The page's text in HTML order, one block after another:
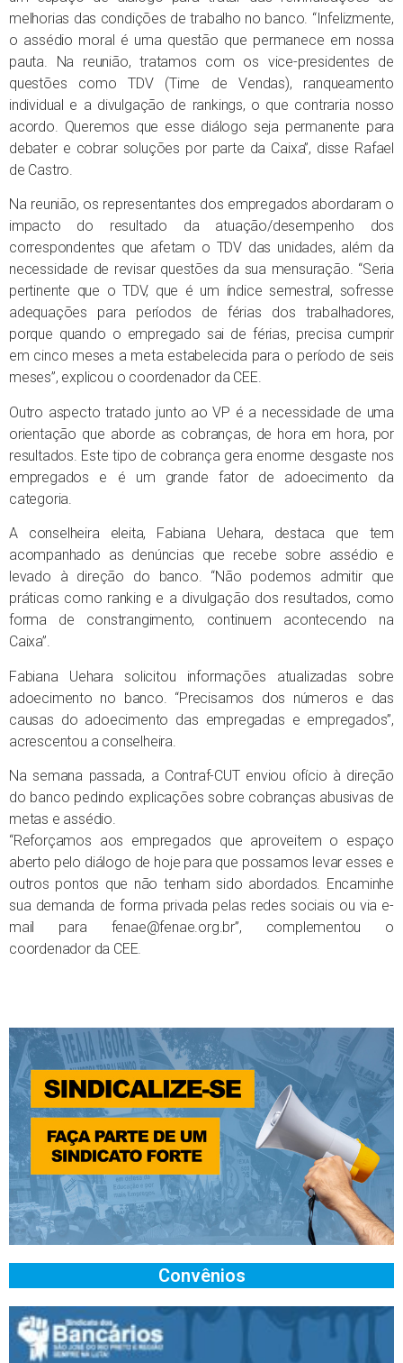
melhorias das condições de trabalho no banco. “Infelizmente,
o assédio moral é uma questão que permanece em nossa
pauta. Na reunião, tratamos com os vice-presidentes de
questões como TDV (Time de Vendas), ranqueamento
individual e a divulgação de rankings, o que contraria nosso
acordo. Queremos que esse diálogo seja permanente para
debater e cobrar soluções por parte da Caixa”, disse Rafael
de Castro.
Na reunião, os representantes dos empregados abordaram o
impacto do resultado da atuação/desempenho dos
correspondentes que afetam o TDV das unidades, além da
necessidade de revisar questões da sua mensuração. “Seria
pertinente que o TDV, que é um índice semestral, sofresse
adequações para períodos de férias dos trabalhadores,
porque quando o empregado sai de férias, precisa cumprir
em cinco meses a meta estabelecida para o período de seis
meses”, explicou o coordenador da CEE.
Outro aspecto tratado junto ao VP é a necessidade de uma
orientação que aborde as cobranças, de hora em hora, por
resultados. Este tipo de cobrança gera enorme desgaste nos
empregados e é um grande fator de adoecimento da
categoria.
A conselheira eleita, Fabiana Uehara, destaca que tem
acompanhado as denúncias que recebe sobre assédio e
levado à direção do banco. “Não podemos admitir que
práticas como ranking e a divulgação dos resultados, como
forma de constrangimento, continuem acontecendo na
Caixa”.
Fabiana Uehara solicitou informações atualizadas sobre
adoecimento no banco. “Precisamos dos números e das
causas do adoecimento das empregadas e empregados”,
acrescentou a conselheira.
Na semana passada, a Contraf-CUT enviou ofício à direção
do banco pedindo explicações sobre cobranças abusivas de
metas e assédio.
“Reforçamos aos empregados que aproveitem o espaço
aberto pelo diálogo de hoje para que possamos levar esses e
outros pontos que não tenham sido abordados. Encaminhe
sua demanda de forma privada pelas redes sociais ou via e-
mail para fenae@fenae.org.br”, complementou o
coordenador da CEE.
Convênios